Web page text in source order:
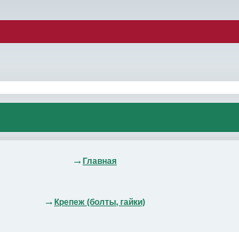
Главная
Крепеж (болты, гайки)